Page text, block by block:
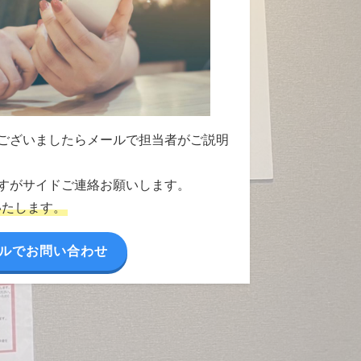
ざいましたらメールで担当者がご説明
がサイドご連絡お願いします。
します。
でお問い合わせ